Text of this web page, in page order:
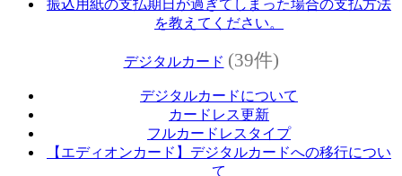
振込用紙の支払期日が過ぎてしまった場合の支払方法
を教えてください。
デジタルカード (39件)
デジタルカードについて
カードレス更新
フルカードレスタイプ
【エディオンカード】デジタルカードへの移行につい
て